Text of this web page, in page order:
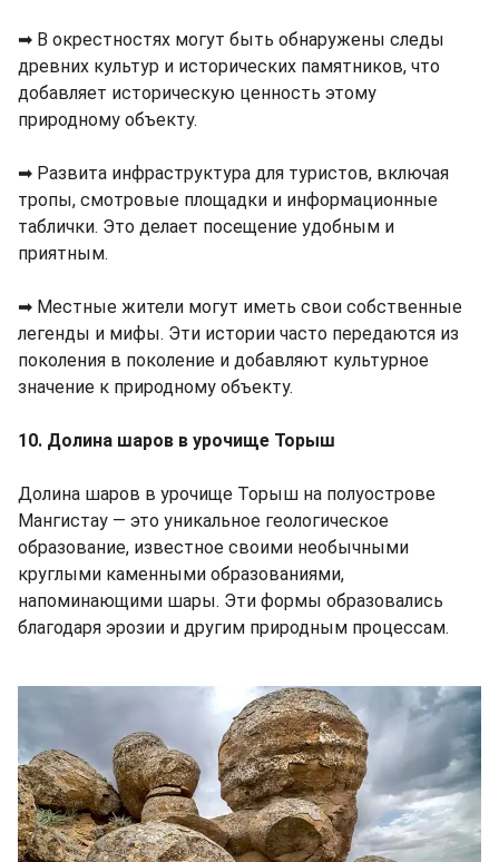
➡ В окрестностях могут быть обнаружены следы
древних культур и исторических памятников, что
добавляет историческую ценность этому
природному объекту.
➡ Развита инфраструктура для туристов, включая
тропы, смотровые площадки и информационные
таблички. Это делает посещение удобным и
приятным.
➡ Местные жители могут иметь свои собственные
легенды и мифы. Эти истории часто передаются из
поколения в поколение и добавляют культурное
значение к природному объекту.
10. Долина шаров в урочище Торыш
Долина шаров в урочище Торыш на полуострове
Мангистау — это уникальное геологическое
образование, известное своими необычными
круглыми каменными образованиями,
напоминающими шары. Эти формы образовались
благодаря эрозии и другим природным процессам.